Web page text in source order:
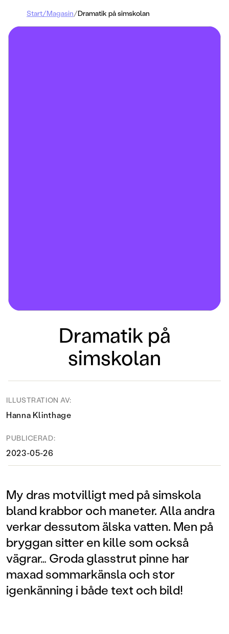
Start/Magasin/Dramatik på simskolan
Dramatik på
simskolan
ILLUSTRATION AV:
Hanna Klinthage
PUBLICERAD:
2023-05-26
My dras motvilligt med på simskola
bland krabbor och maneter. Alla andra
verkar dessutom älska vatten. Men på
bryggan sitter en kille som också
vägrar… Groda glasstrut pinne har
maxad sommarkänsla och stor
igenkänning i både text och bild!